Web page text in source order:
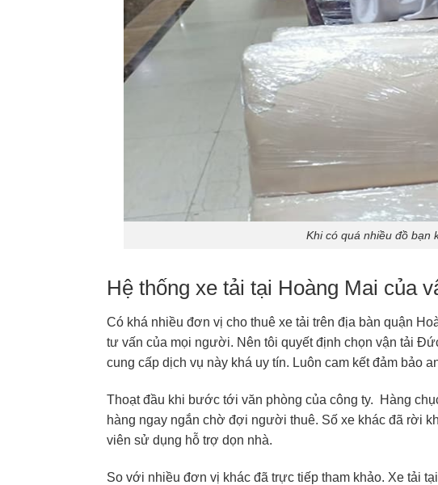
Khi có quá nhiều đồ bạn
Hệ thống xe tải tại Hoàng Mai của
Có khá nhiều đơn vị cho thuê xe tải trên địa bàn quận
tư vấn của mọi người. Nên tôi quyết định chọn vận tải
cung cấp dịch vụ này khá uy tín. Luôn cam kết đảm bảo
Thoạt đầu khi bước tới văn phòng của công ty. Hàng
hàng ngay ngắn chờ đợi người thuê. Số xe khác đã rời
viên sử dụng hỗ trợ dọn nhà.
So với nhiều đơn vị khác đã trực tiếp tham khảo. Xe tải